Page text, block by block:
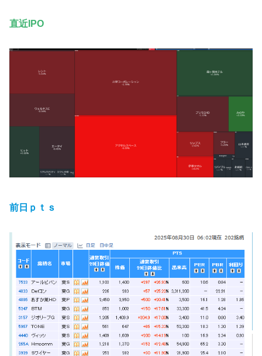
直近IPO
前日ｐｔｓ